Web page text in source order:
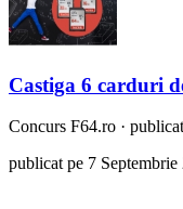
Castiga 6 carduri
Concurs F64.ro ·
publicat pe 7 Septembrie